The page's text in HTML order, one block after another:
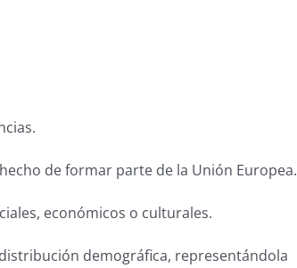
de formar parte de la Unión Europea.
económicos o culturales.
demográfica, representándola